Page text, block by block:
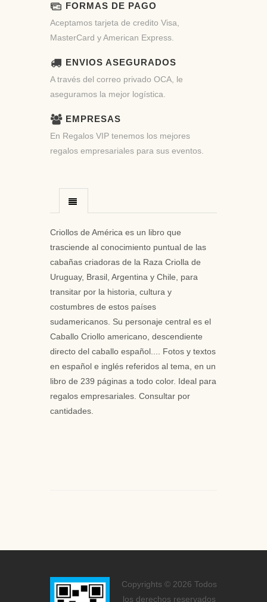
FORMAS DE PAGO
Aceptamos tarjeta de credito Visa,
MasterCard y American Express.
ENVIOS ASEGURADOS
A través del correo privado OCA, le
aseguramos la mejor logística.
EMPRESAS
En Regalos VIP tenemos los mejores
regalos empresariales para sus eventos.
Criollos de América es un libro que
trasciende al conocimiento puntual de las
cabañas criadoras de la Raza Criolla de
Uruguay, Brasil, Argentina y Chile, para
transitar por la historia, cultura y
costumbres de estos países
sudamericanos. Su personaje central es el
Caballo Criollo americano, descendiente
directo del caballo español.... Fotos y textos
en español e inglés referidos al tema, en un
libro de 239 páginas a todo color. Ideal para
regalos empresariales. Consultar por
cantidades.
Copyrights © 2026 Todos
los derechos reservados